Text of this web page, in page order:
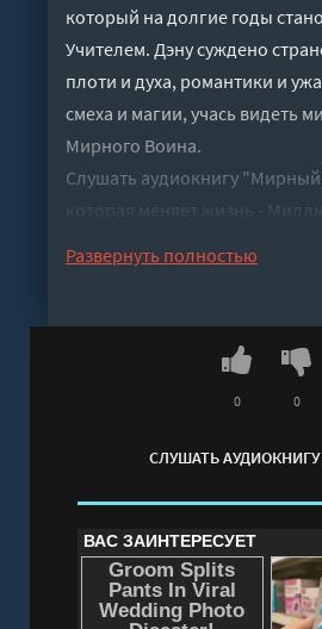
который на долгие годы
Учителем. Дэну суждено
плоти и духа, романтики и
смеха и магии, учась видеть
Мирного Воина.
Слушать аудиокнигу
которая меняет жизнь -
Развернуть полностью
СЛУШАТЬ
0 0